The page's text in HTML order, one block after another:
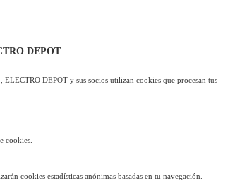
DEPOT
DEPOT y sus socios utilizan cookies que procesan tus
cookies.
cookies estadísticas anónimas basadas en tu navegación.